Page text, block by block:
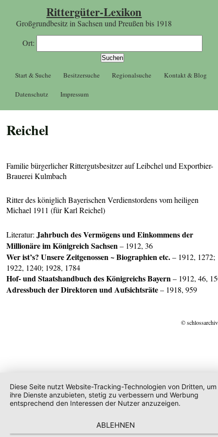
Rittergüter-Lexikon
Großgrundbesitz in Sachsen und Preußen bis 1918
Ort:
Start & Suche Besitzersuche Regionalsuche Kontakt & Blog
Datenschutz Impressum
Reichel
Familie bürgerlicher Rittergutsbesitzer auf Leibchel und Exportbier-
Brauerei Kulmbach
Ritter des königlich Bayerischen Verdienstordens vom heiligen
Michael 1911 (für Karl Reichel)
Literatur:Jahrbuch des Vermögens und Einkommens der
Millionäre im Königreich Sachsen– 1912, 36
Wer ist’s? Unsere Zeitgenossen ~ Biographien etc.– 1912, 1272;
1922, 1240; 1928, 1784
Hof- und Staatshandbuch des Königreichs Bayern – 1912, 46,
Adressbuch der Direktoren und Aufsichtsräte– 1918, 959
©
Diese Seite nutzt Website-Tracking-Technologien von Dritten, um
ihre Dienste anzubieten, stetig zu verbessern und Werbung
entsprechend den Interessen der Nutzer anzuzeigen.
ABLEHNEN